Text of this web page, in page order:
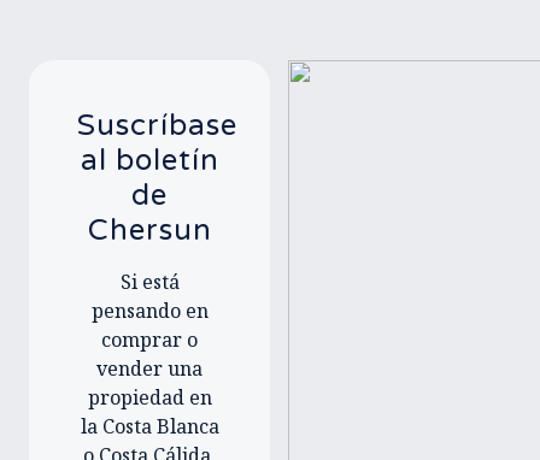
Suscríbase
al boletín
de
Chersun
Si está
pensando en
comprar o
vender una
propiedad en
la Costa Blanca